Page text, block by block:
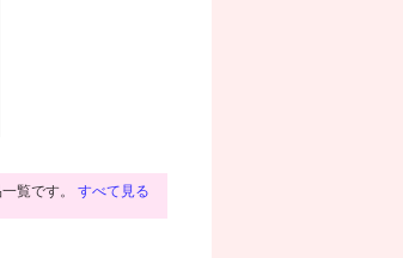
覧です。 すべて見る